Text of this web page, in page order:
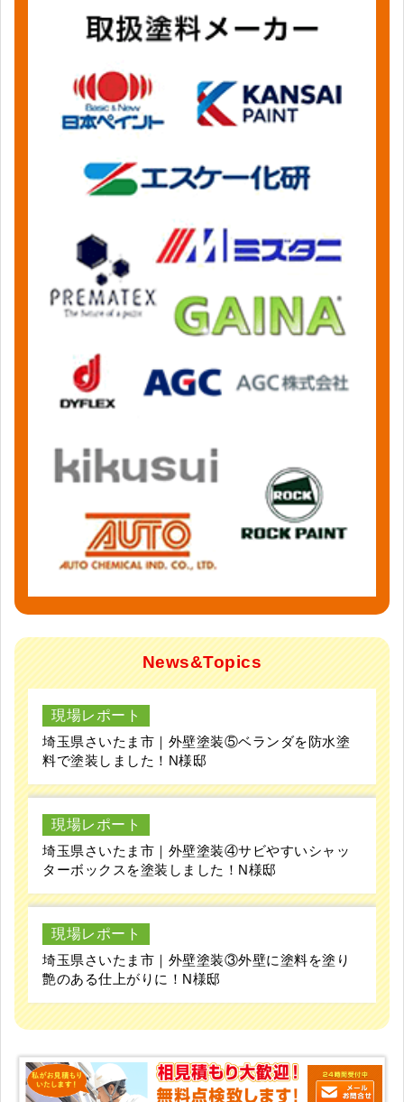
News&Topics
現場レポート
埼玉県さいたま市｜外壁塗装⑤ベランダを防水塗
料で塗装しました！N様邸
現場レポート
埼玉県さいたま市｜外壁塗装④サビやすいシャッ
ターボックスを塗装しました！N様邸
現場レポート
埼玉県さいたま市｜外壁塗装③外壁に塗料を塗り
艶のある仕上がりに！N様邸